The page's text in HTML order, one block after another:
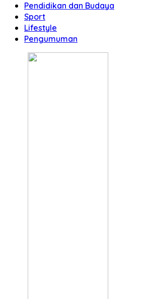
Pendidikan dan Budaya
Sport
Lifestyle
Pengumuman